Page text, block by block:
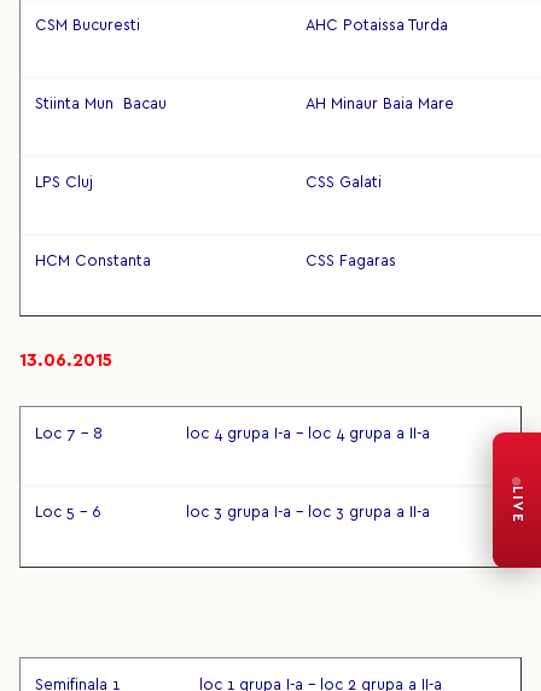
CSM Bucuresti AHC Potaissa Turda
Stiinta Mun Bacau AH Minaur Baia Mare
LPS Cluj CSS Galati
HCM Constanta CSS Fagaras
13.06.2015
Loc 7 – 8 loc 4 grupa I-a – loc 4 grupa a II-a
Loc 5 – 6 loc 3 grupa I-a – loc 3 grupa a II-a
Semifinala 1 loc 1 grupa I-a – loc 2 grupa a II-a
LIVE